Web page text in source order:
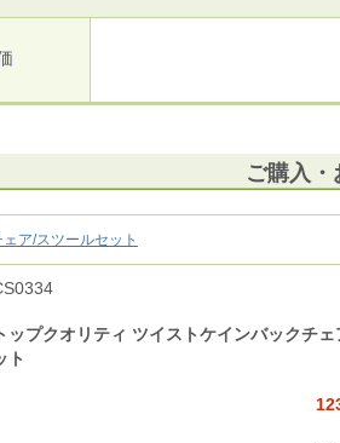
ご購入
ェア/スツールセット
トップクオリティ ツイストケインバックチ
ト